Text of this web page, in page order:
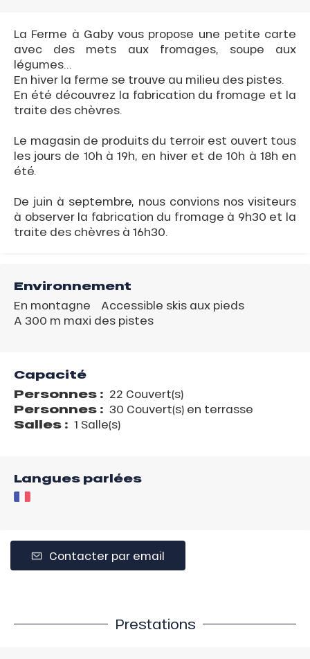
La Ferme à Gaby vous propose une petite carte
avec des mets aux fromages, soupe aux
légumes...
En hiver la ferme se trouve au milieu des pistes.
En été découvrez la fabrication du fromage et la
traite des chèvres.
Le magasin de produits du terroir est ouvert tous
les jours de 10h à 19h, en hiver et de 10h à 18h en
été.
De juin à septembre, nous convions nos visiteurs
à observer la fabrication du fromage à 9h30 et la
traite des chèvres à 16h30.
Environnement
En montagne
Accessible skis aux pieds
A 300 m maxi des pistes
Capacité
Personnes : 22 Couvert(s)
Personnes : 30 Couvert(s) en terrasse
Salles : 1 Salle(s)
Langues parlées
Contacter par email
Prestations